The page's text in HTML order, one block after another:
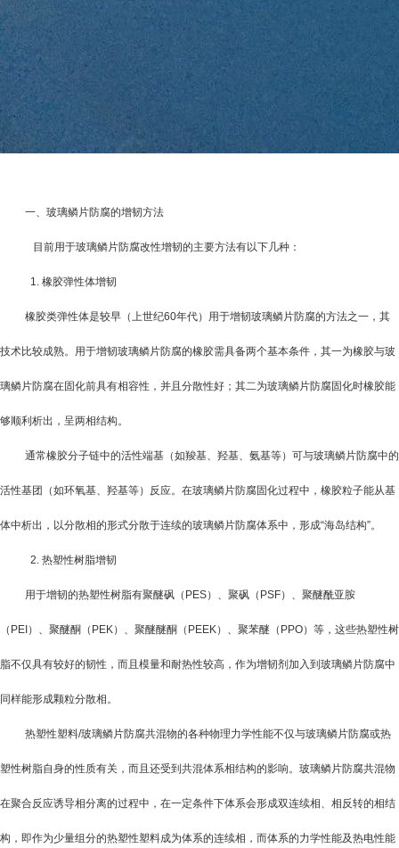
一、玻璃鳞片防腐的增韧方法
目前用于玻璃鳞片防腐改性增韧的主要方法有以下几种：
1. 橡胶弹性体增韧
橡胶类弹性体是较早（上世纪60年代）用于增韧玻璃鳞片防腐的方法之一，其
技术比较成熟。用于增韧玻璃鳞片防腐的橡胶需具备两个基本条件，其一为橡胶与玻
璃鳞片防腐在固化前具有相容性，并且分散性好；其二为玻璃鳞片防腐固化时橡胶能
够顺利析出，呈两相结构。
通常橡胶分子链中的活性端基（如羧基、羟基、氨基等）可与玻璃鳞片防腐中的
活性基团（如环氧基、羟基等）反应。在玻璃鳞片防腐固化过程中，橡胶粒子能从基
体中析出，以分散相的形式分散于连续的玻璃鳞片防腐体系中，形成“海岛结构”。
2. 热塑性树脂增韧
用于增韧的热塑性树脂有聚醚砜（ PES）、聚砜（ PSF）、聚醚酰亚胺
（ PEI ）、聚醚酮（ PEK）、聚醚醚酮（ PEEK）、聚苯醚（ PPO）等，这些热塑性树
脂不仅具有较好的韧性，而且模量和耐热性较高，作为增韧剂加入到玻璃鳞片防腐中
同样能形成颗粒分散相。
热塑性塑料/玻璃鳞片防腐共混物的各种物理力学性能不仅与玻璃鳞片防腐或热
塑性树脂自身的性质有关，而且还受到共混体系相结构的影响。玻璃鳞片防腐共混物
在聚合反应诱导相分离的过程中，在一定条件下体系会形成双连续相、相反转的相结
构，即作为少量组分的热塑性塑料成为体系的连续相，而体系的力学性能及热电性能